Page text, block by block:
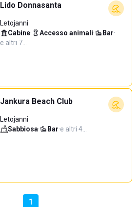
Lido Donnasanta
Letojanni
Cabine· Accesso animali· Bar·
e altri 7…
Jankura Beach Club
Letojanni
Sabbiosa· Bar·e altri 4…
1